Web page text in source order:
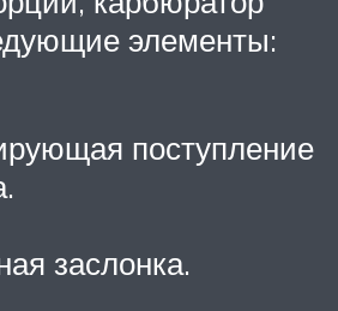
элементы:
поступление
заслонка.